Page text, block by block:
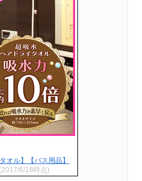
オル】【バス用品】
(2017/6/18時点)